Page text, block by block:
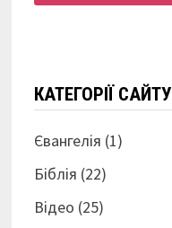
КАТЕГОРІЇ САЙТУ
Євангелія (1)
Біблія (22)
Відео (25)